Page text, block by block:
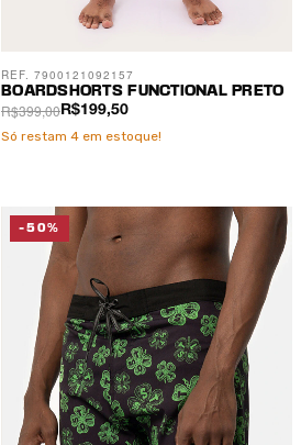
BOARDSHORTS FUNCTIONAL PRETO
R$199,50
R$399,00
REF. 7900121092157
Só restam 4 em estoque!
-50%